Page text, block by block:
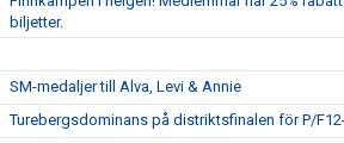
biljetter.
SM-medaljer till Alva, Levi & Annie
Turebergsdominans på distriktsfinalen för P/